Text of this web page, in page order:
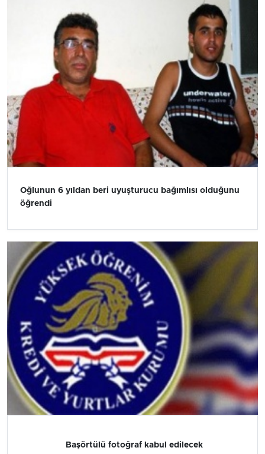
Oğlunun 6 yıldan beri uyuşturucu bağımlısı olduğunu
öğrendi
Başörtülü fotoğraf kabul edilecek